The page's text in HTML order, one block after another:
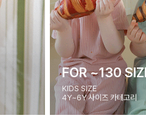
FOR ~130
KIDS SIZE
4Y~6Y 사이즈 카테고리